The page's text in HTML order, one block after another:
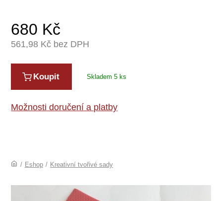
680 Kč
561,98 Kč bez DPH
Koupit Skladem 5 ks
Možnosti doručení a platby
/ Eshop / Kreativní tvořivé sady